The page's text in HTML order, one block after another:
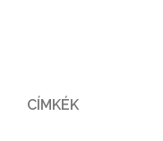
CÍMKÉK